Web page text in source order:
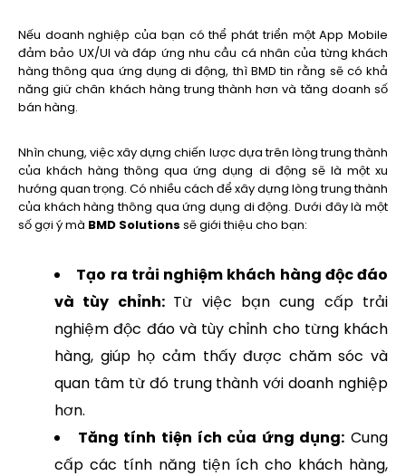
Nếu doanh nghiệp của bạn có thể phát triển một App Mobile
đảm bảo UX/UI và đáp ứng nhu cầu cá nhân của từng khách
hàng thông qua ứng dụng di động, thì BMD tin rằng sẽ có khả
năng giữ chân khách hàng trung thành hơn và tăng doanh số
bán hàng.
Nhìn chung, việc xây dựng chiến lược dựa trên lòng trung thành
của khách hàng thông qua ứng dụng di động sẽ là một xu
hướng quan trọng. Có nhiều cách để xây dựng lòng trung thành
của khách hàng thông qua ứng dụng di động. Dưới đây là một
số gợi ý mà BMD Solutions sẽ giới thiệu cho bạn:
Tạo ra trải nghiệm khách hàng độc đáo
và tùy chỉnh: Từ việc bạn cung cấp trải
nghiệm độc đáo và tùy chỉnh cho từng khách
hàng, giúp họ cảm thấy được chăm sóc và
quan tâm từ đó trung thành với doanh nghiệp
hơn.
Tăng tính tiện ích của ứng dụng: Cung
cấp các tính năng tiện ích cho khách hàng,